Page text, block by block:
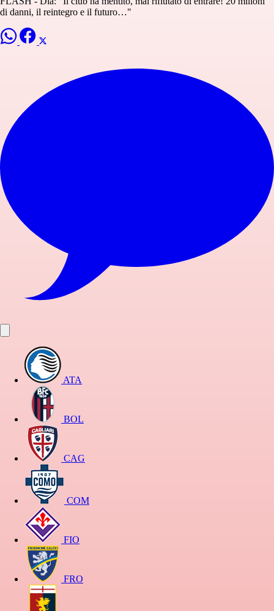
di danni, il reintegro e il futuro…"
ATA
BOL
CAG
COM
FIO
FRO